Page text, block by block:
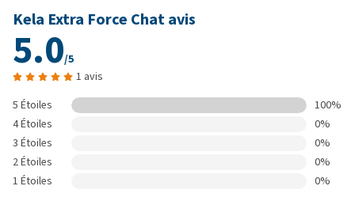
Kela Extra Force Chat avis
5.0/5
1 avis
5 Étoiles
100%
4 Étoiles
0%
3 Étoiles
0%
2 Étoiles
0%
1 Étoiles
0%